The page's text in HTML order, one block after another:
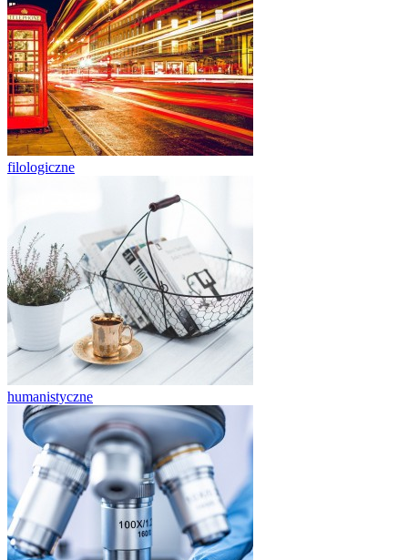
filologiczne
humanistyczne